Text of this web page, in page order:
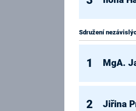
Sdružení
1 MgA.
2 Jiřina